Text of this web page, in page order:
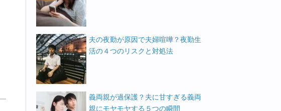
夫の夜勤が原因で夫婦喧嘩？夜勤生
活の４つのリスクと対処法
義両親が過保護？夫に甘すぎる義両
親にモヤモヤする５つの瞬間